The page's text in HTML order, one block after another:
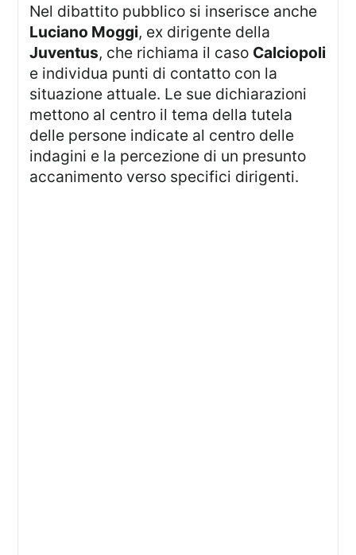
Nel dibattito pubblico si inserisce anche
Luciano Moggi, ex dirigente della
Juventus, che richiama il caso Calciopoli
e individua punti di contatto con la
situazione attuale. Le sue dichiarazioni
mettono al centro il tema della tutela
delle persone indicate al centro delle
indagini e la percezione di un presunto
accanimento verso specifici dirigenti.